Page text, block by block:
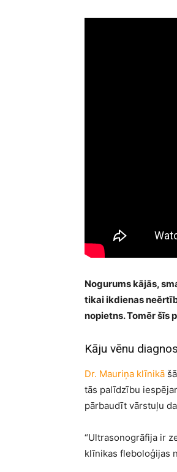
Nogurums kājās,
tikai ikdienas
nopietns. Tomēr šīs
Kāju vēnu
Dr. Mauriņa klīnikā
tās palīdzību
pārbaudīt vārstuļu
“Ultrasonogrāfija ir
klīnikas fleboloģijas